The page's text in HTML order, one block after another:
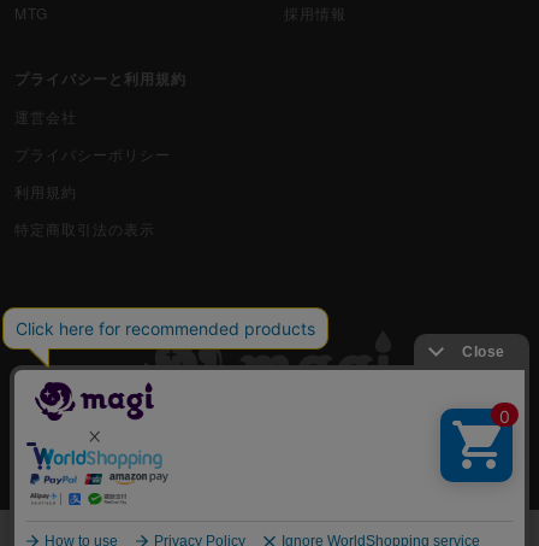
MTG
採用情報
プライバシーと利用規約
運営会社
プライバシーポリシー
利用規約
特定商取引法の表示
古物商許可番号 株式会社ジラフ 東京都公安委員会 第303311606477号
COPYRIGHT © 2019 Jiraffe Inc.